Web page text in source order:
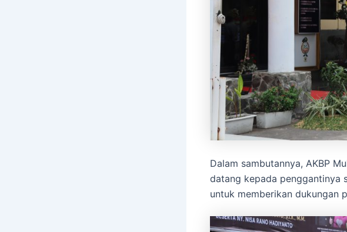
Dalam sambutannya, AKBP
datang kepada penggantinya
untuk memberikan dukungan